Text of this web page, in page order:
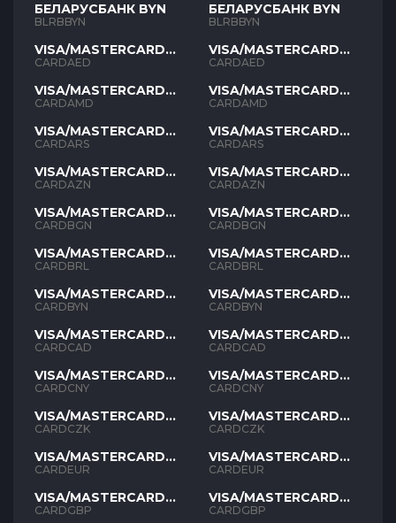
БЕЛАРУСБАНК BYN
BLRBBYN
VISA/MASTERCARD
AED
CARDAED
VISA/MASTERCARD
AMD
CARDAMD
VISA/MASTERCARD
ARS
CARDARS
VISA/MASTERCARD
AZN
CARDAZN
VISA/MASTERCARD
BGN
CARDBGN
VISA/MASTERCARD
BRL
CARDBRL
VISA/MASTERCARD
BYN
CARDBYN
VISA/MASTERCARD
CAD
CARDCAD
VISA/MASTERCARD
CNY
CARDCNY
VISA/MASTERCARD
CZK
CARDCZK
VISA/MASTERCARD
EUR
CARDEUR
VISA/MASTERCARD
GBP
CARDGBP
БЕЛАРУСБАНК BYN
BLRBBYN
VISA/MASTERCARD
AED
CARDAED
VISA/MASTERCARD
AMD
CARDAMD
VISA/MASTERCARD
ARS
CARDARS
VISA/MASTERCARD
AZN
CARDAZN
VISA/MASTERCARD
BGN
CARDBGN
VISA/MASTERCARD
BRL
CARDBRL
VISA/MASTERCARD
BYN
CARDBYN
VISA/MASTERCARD
CAD
CARDCAD
VISA/MASTERCARD
CNY
CARDCNY
VISA/MASTERCARD
CZK
CARDCZK
VISA/MASTERCARD
EUR
CARDEUR
VISA/MASTERCARD
GBP
CARDGBP